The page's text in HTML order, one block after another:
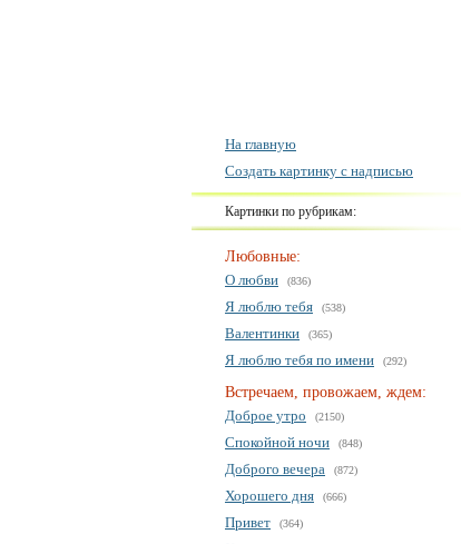
На главную
Создать картинку с надписью
Картинки по рубрикам:
Любовные:
О любви
(836)
Я люблю тебя (538)
Валентинки (365)
Я люблю тебя по имени (292)
Встречаем, провожаем, ждем:
Доброе утро
(2150)
Спокойной ночи (848)
Доброго вечера (872)
Хорошего дня (666)
Привет (364)